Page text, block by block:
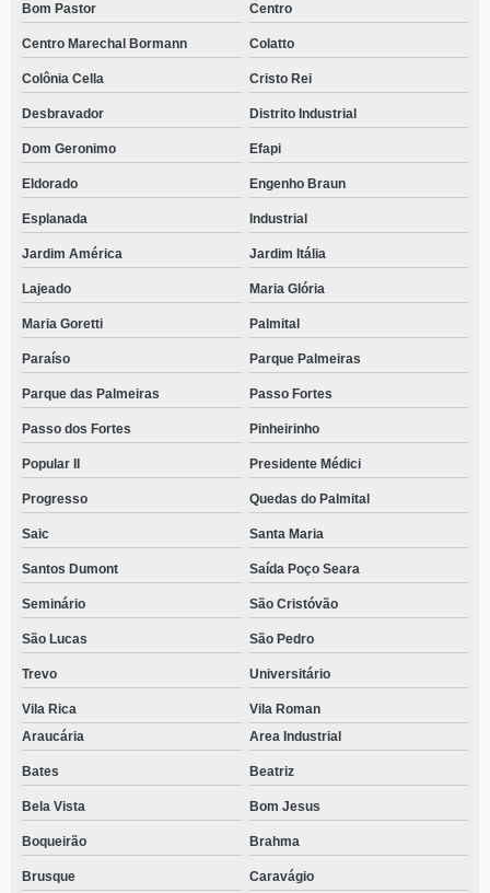
Bom Pastor Centro
Centro Marechal Bormann Colatto
Colônia Cella Cristo Rei
Desbravador Distrito Industrial
Dom Geronimo Efapi
Eldorado Engenho Braun
Esplanada Industrial
Jardim América Jardim Itália
Lajeado Maria Glória
Maria Goretti Palmital
Paraíso Parque Palmeiras
Parque das Palmeiras Passo Fortes
Passo dos Fortes Pinheirinho
Popular II Presidente Médici
Progresso Quedas do Palmital
Saic Santa Maria
Santos Dumont Saída Poço Seara
Seminário São Cristóvão
São Lucas São Pedro
Trevo Universitário
Vila Rica
Vila Roman
Araucária
Area Industrial
Bates Beatriz
Bela Vista Bom Jesus
Boqueirão Brahma
Brusque Caravágio